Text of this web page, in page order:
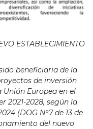
ESTABLECIMIENTO
sido beneficiaria de la
de inversión
Europea en el
2021-2028, según la
(DOG Nº7 de 13 de
del nuevo